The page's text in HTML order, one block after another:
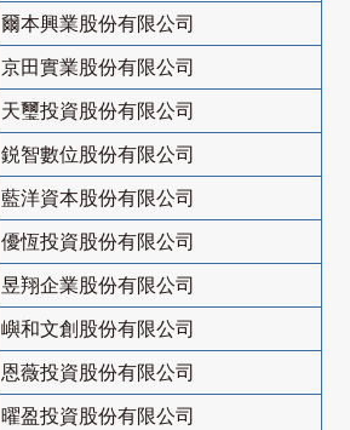
爾本興業股份有限公司
京田實業股份有限公司
天璽投資股份有限公司
鋭智數位股份有限公司
藍洋資本股份有限公司
優恆投資股份有限公司
昱翔企業股份有限公司
嶼和文創股份有限公司
恩薇投資股份有限公司
曜盈投資股份有限公司